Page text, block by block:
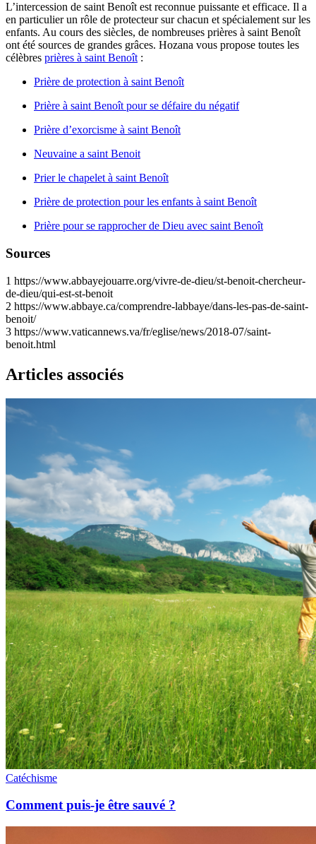
L’intercession de saint Benoît est reconnue puissante et efficace. Il a
en particulier un rôle de protecteur sur chacun et spécialement sur les
enfants. Au cours des siècles, de nombreuses prières à saint Benoît
ont été sources de grandes grâces. Hozana vous propose toutes les
célèbres prières à saint Benoît :
Prière de protection à saint Benoît
Prière à saint Benoît pour se défaire du négatif
Prière d’exorcisme à saint Benoît
Neuvaine a saint Benoit
Prier le chapelet à saint Benoît
Prière de protection pour les enfants à saint Benoît
Prière pour se rapprocher de Dieu avec saint Benoît
Sources
1 https://www.abbayejouarre.org/vivre-de-dieu/st-benoit-chercheur-
de-dieu/qui-est-st-benoit
2 https://www.abbaye.ca/comprendre-labbaye/dans-les-pas-de-saint-
benoit/
3 https://www.vaticannews.va/fr/eglise/news/2018-07/saint-
benoit.html
Articles associés
Catéchisme
Comment puis-je être sauvé ?